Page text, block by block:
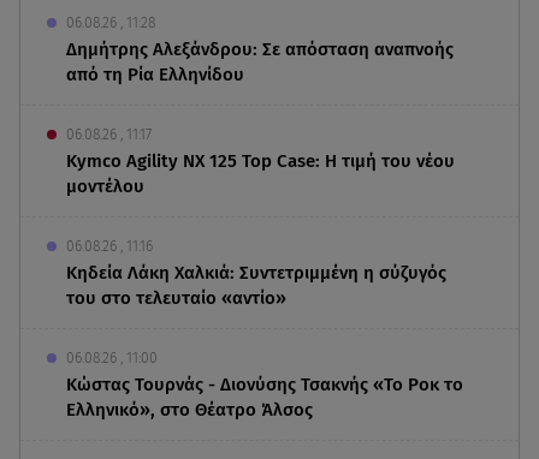
06.08.26 , 11:28
Δημήτρης Αλεξάνδρου: Σε απόσταση αναπνοής
από τη Ρία Ελληνίδου
06.08.26 , 11:17
Kymco Agility NX 125 Τοp Case: Η τιμή του νέου
μοντέλου
06.08.26 , 11:16
Κηδεία Λάκη Χαλκιά: Συντετριμμένη η σύζυγός
του στο τελευταίο «αντίο»
06.08.26 , 11:00
Κώστας Τουρνάς - Διονύσης Τσακνής «Το Ροκ το
Ελληνικό», στο Θέατρο Άλσος